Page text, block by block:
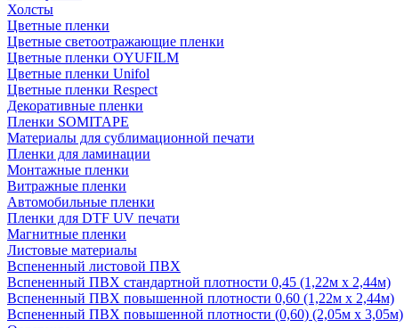
Холсты
Цветные пленки
Цветные светоотражающие пленки
Цветные пленки OYUFILM
Цветные пленки Unifol
Цветные пленки Respect
Декоративные пленки
Пленки SOMITAPE
Материалы для сублимационной печати
Пленки для ламинации
Монтажные пленки
Витражные пленки
Автомобильные пленки
Пленки для DTF UV печати
Магнитные пленки
Листовые материалы
Вспененный листовой ПВХ
Вспененный ПВХ стандартной плотности 0,45 (1,22м х 2,44м)
Вспененный ПВХ повышенной плотности 0,60 (1,22м х 2,44м)
Вспененный ПВХ повышенной плотности (0,60) (2,05м х 3,05м)